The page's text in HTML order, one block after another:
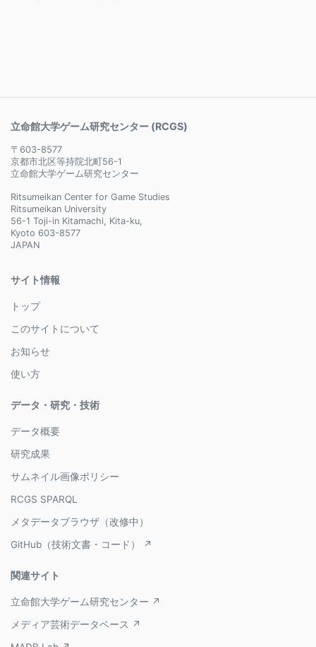
立命館大学ゲーム研究センター (RCGS)
〒603-8577
京都市北区等持院北町56-1
立命館大学ゲーム研究センター
Ritsumeikan Center for Game Studies
Ritsumeikan University
56-1 Toji-in Kitamachi, Kita-ku,
Kyoto 603-8577
JAPAN
サイト情報
トップ
このサイトについて
お知らせ
使い方
データ・研究・技術
データ概要
研究成果
サムネイル画像ポリシー
RCGS SPARQL
メタデータブラウザ（改修中）
GitHub（技術文書・コード） ↗
関連サイト
立命館大学ゲーム研究センター ↗
メディア芸術データベース ↗